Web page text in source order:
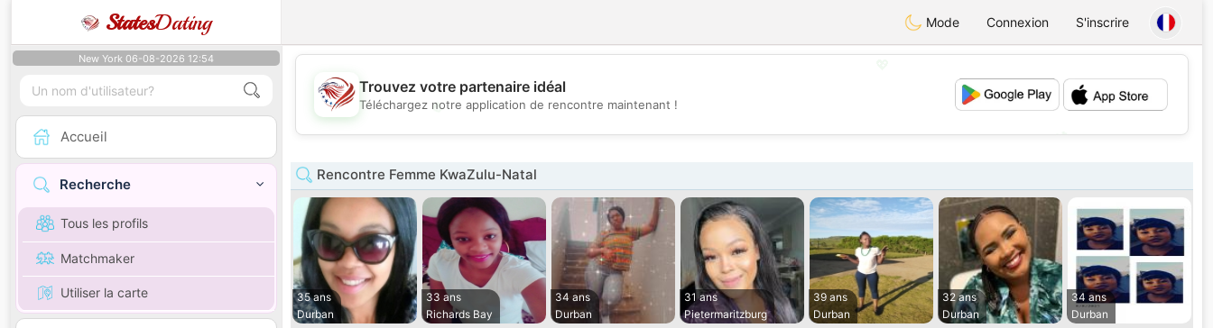
StatesDating Mode Connexion S'inscrire
New York 06-08-2026 12:54
Accueil
Recherche
Tous les profils
Matchmaker
Utiliser la carte
💕
Trouvez votre partenaire idéal
Téléchargez notre application de rencontre maintenant !
Rencontre Femme KwaZulu-Natal
35 ans
Durban
33 ans
Richards Bay
34 ans
Durban
31 ans
Pietermaritzburg
39 ans
Durban
32 ans
Durban
34 ans
Durban